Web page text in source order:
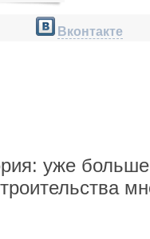
Вконтакте
уже больше